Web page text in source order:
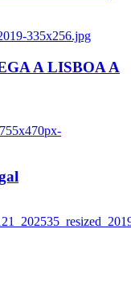
335x256.jpg
A LISBOA A